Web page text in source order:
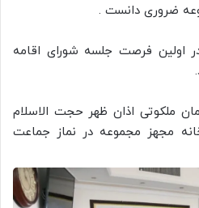
ضروری دانست .
اولین فرصت جلسه شورای اقامه
ملکوتی اذان ظهر حجت الاسلام
مجهز مجموعه در نماز جماعت